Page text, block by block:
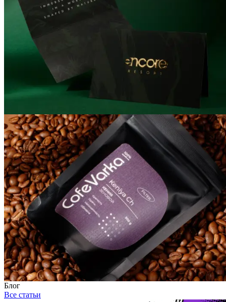
Блог
Все статьи